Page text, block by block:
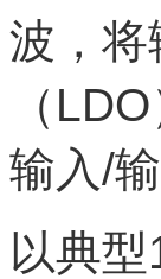
波，将
（
输入/
以典